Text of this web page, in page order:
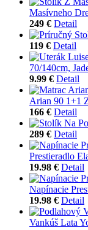
Masívneho
249 € Detail
119 € Detail
70/140cm,
9.99 € Detail
Arian 90 1+1
166 € Detail
289 € Detail
Prestieradlo
19.98 € Detail
Napínacie
19.98 € Detail
Vankúš Lata